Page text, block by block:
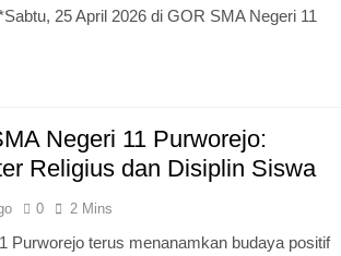
25 April 2026 di GOR SMA Negeri 11
Negeri 11 Purworejo:
Religius dan Disiplin Siswa
0 2 Mins
Purworejo terus menanamkan budaya positif